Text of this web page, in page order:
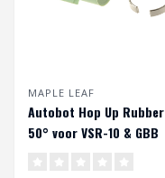
MAPLE LEAF
Autobot Hop Up Rubber
50° voor VSR-10 & GBB